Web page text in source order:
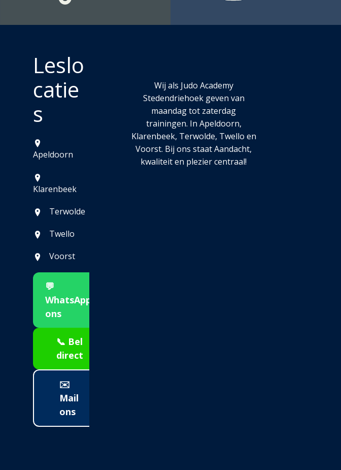
Leslo
catie
s
Apeldoorn
Klarenbeek
Terwolde
Twello
Voorst
💬
WhatsApp
ons
📞 Bel
direct
✉️
Mail
ons
Wij als Judo Academy
Stedendriehoek geven van
maandag tot zaterdag
trainingen. In Apeldoorn,
Klarenbeek, Terwolde, Twello en
Voorst. Bij ons staat Aandacht,
kwaliteit en plezier centraal!